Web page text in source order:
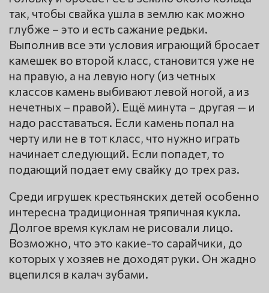
так, чтобы свайка ушла в землю как можно
глубже – это и есть сажание редьки.
Выполнив все эти условия играющий бросает
камешек во второй класс, становится уже не
на правую, а на левую ногу (из четных
классов камень выбивают левой ногой, а из
нечетных – правой). Ещё минута – другая — и
надо расставаться. Если камень попал на
черту или не в тот класс, что нужно играть
начинает следующий. Если попадет, то
подающий подает ему свайку до трех раз.
Среди игрушек крестьянских детей особенно
интересна традиционная тряпичная кукла.
Долгое время куклам не рисовали лицо.
Возможно, что это какие-то сарайчики, до
которых у хозяев не доходят руки. Он жадно
вцепился в калач зубами.